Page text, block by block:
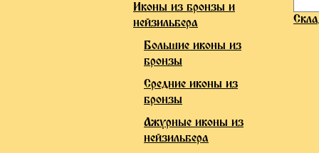
Иконы из бронзы и
нейзильбера
Большие иконы из
бронзы
Средние иконы из
бронзы
Ажурные иконы из
нейзильбера